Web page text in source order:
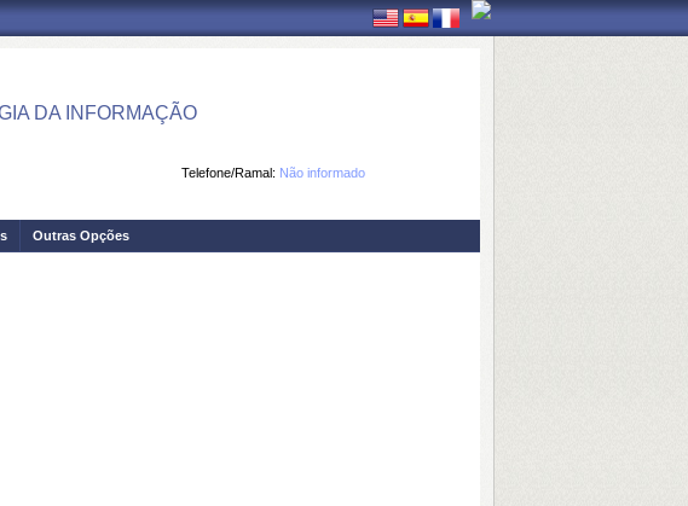
DA INFORMAÇÃO
Telefone/Ramal: Não informado
Outras Opções